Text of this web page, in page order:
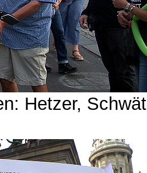
Hetzer,